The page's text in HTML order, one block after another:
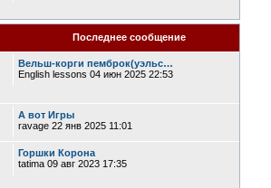
Последнее сообщение
Вельш-корги пемброк(уэльс…
English lessons 04 июн 2025 22:53
А вот Игры
ravage 22 янв 2025 11:01
Горшки Корона
tatima 09 авг 2023 17:35